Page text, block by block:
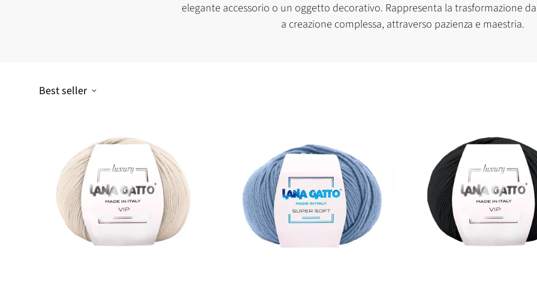
elegante accessorio o un oggetto decorativo. Rappresenta la trasformazione
a creazione complessa, attraverso pazienza e maestria.
Best seller